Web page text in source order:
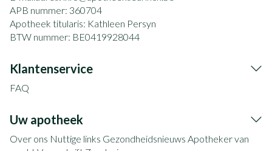
APB nummer: 360704
Apotheek titularis: Kathleen Persyn
BTW nummer: BE0419928044
Klantenservice
FAQ
Uw apotheek
Over ons Nuttige links Gezondheidsnieuws Apotheker van